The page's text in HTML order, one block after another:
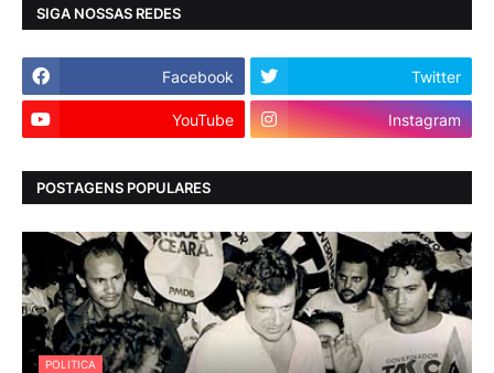
SIGA NOSSAS REDES
Facebook Twitter
YouTube Instagram
POSTAGENS POPULARES
POLITICA